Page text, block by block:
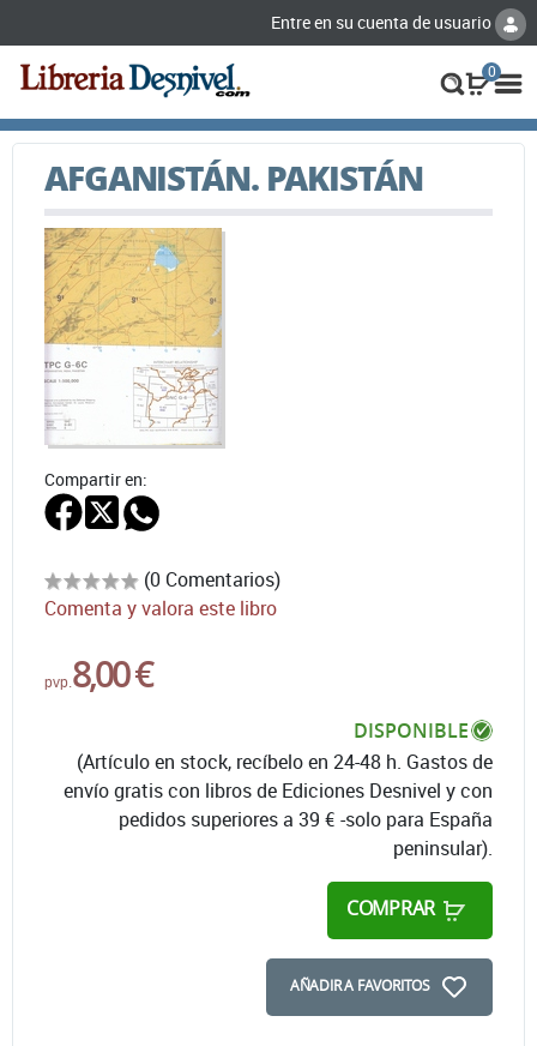
Entre en su cuenta de usuario
0
AFGANISTÁN. PAKISTÁN
Compartir en:
(0 Comentarios)
Comenta y valora este libro
pvp. 8,00 €
DISPONIBLE
(Artículo en stock, recíbelo en 24-48 h. Gastos de
envío gratis con libros de Ediciones Desnivel y con
pedidos superiores a 39 € -solo para España
peninsular).
COMPRAR
AÑADIR A FAVORITOS